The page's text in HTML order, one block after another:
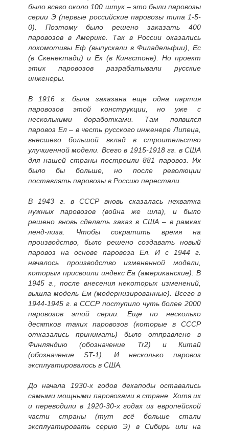
было всего около 100 штук – это были паровозы
серии Э (первые российские паровозы типа 1-5-
0). Поэтому было решено заказать 400
паровозов в Америке. Так в России оказались
локомотивы Еф (выпускали в Филадельфии), Ес
(в Скенектади) и Ек (в Кингстоне). Но проект
этих паровозов разрабатывали русские
инженеры.
В 1916 г. была заказана еще одна партия
паровозов этой конструкции, но уже с
несколькими доработками. Там появился
паровоз Ел – в честь русского инженере Липеца,
внесшего большой вклад в строительство
улучшенной модели. Всего в 1915-1918 гг. в США
для нашей страны построили 881 паровоз. Их
было бы больше, но после революции
поставлять паровозы в Россию перестали.
В 1943 г. в СССР вновь сказалась нехватка
нужных паровозов (война же шла), и было
решено вновь сделать заказ в США – в рамках
ленд-лиза. Чтобы сократить время на
производство, было решено создавать новый
паровоз на основе паровоза Ел. И с 1944 г.
началось производство измененной модели,
которым присвоили индекс Еа (американские). В
1945 г., после внесения некоторых изменений,
вышла модель Ем (модернизированные). Всего в
1944-1945 г. в СССР поступило чуть более 2000
паровозов этой серии. Еще по несколько
десятков таких паровозов (которые в СССР
отказались принимать) было отправлено в
Финляндию (обозначение Tr2) и Китай
(обозначение ST-1). И несколько паровоз
эксплуатировалось в США.
До начала 1930-х годов декаподы оставались
самыми мощными паровозами в стране. Хотя их
и переводили в 1920-30-х годах из европейской
части страны (тут всё больше стали
эксплуатировать серию Э) в Сибирь или на